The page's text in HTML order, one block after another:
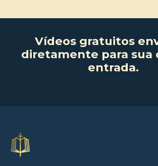
Vídeos gratuitos
diretamente para sua
entrada.